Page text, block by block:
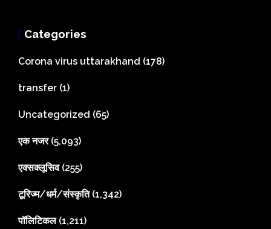
Categories
Corona virus uttarakhand (178)
transfer (1)
Uncategorized (65)
एक नजर(5,093)
एक्सक्लूसिव(255)
टूरिज्म/धर्म/संस्कृति(1,342)
पॉलिटिकल(1,211)